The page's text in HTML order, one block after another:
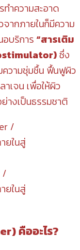
ำความสะอาด
ากภายในก็มีความ
บริการ“สารเติม
ซึ่ง
ความชุ่มชื้น ฟื้นฟูผิว
เจน เพื่อให้ผิว
งเป็นธรรมชาติ
/
ยในสู่
คืออะไร?